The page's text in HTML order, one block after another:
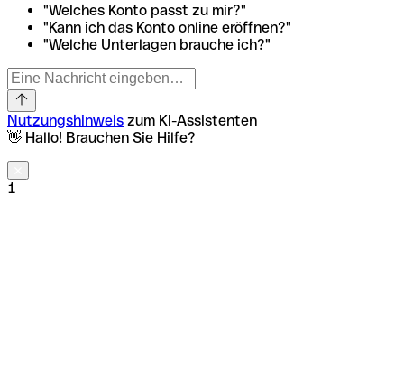
"Welches Konto passt zu mir?"
"Kann ich das Konto online eröffnen?"
"Welche Unterlagen brauche ich?"
Nutzungshinweis zum KI-Assistenten
👋 Hallo! Brauchen Sie Hilfe?
1